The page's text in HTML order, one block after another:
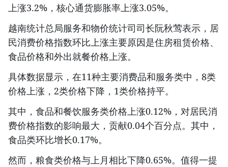
上涨3.2%，核心通货膨胀率上涨3.05%。
越南统计总局服务和物价统计司司长阮秋莺表示，居
民消费价格指数环比上涨主要原因是住房租赁价格、
食品价格和外出就餐价格上涨。
具体数据显示，在11种主要消费品和服务类中，8类
价格上涨，2类价格下降，1类价格持平。
其中，食品和餐饮服务类价格上涨0.12%，对居民消
费价格指数的影响最大，贡献0.04个百分点。其中，
食品类环比增长0.17%。
然而，粮食类价格与上月相比下降0.65%。值得一提